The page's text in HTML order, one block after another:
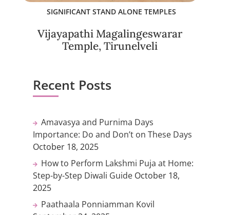
SIGNIFICANT STAND ALONE TEMPLES
Vijayapathi Magalingeswarar
Temple, Tirunelveli
Recent Posts
Amavasya and Purnima Days
Importance: Do and Don’t on These Days
October 18, 2025
How to Perform Lakshmi Puja at Home:
Step-by-Step Diwali Guide October 18,
2025
Paathaala Ponniamman Kovil